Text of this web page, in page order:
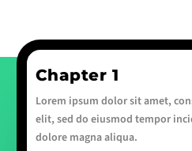
Chapter 1
Lorem ipsum dolor sit amet,
elit, sed do eiusmod tempor
dolore magna aliqua.